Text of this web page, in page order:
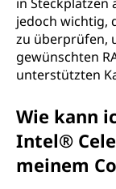
jedoch wichtig,
zu überprüfen,
gewünschten
unterstützten
Wie kann
Intel®
meinem